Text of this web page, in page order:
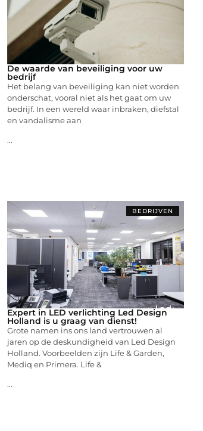
De waarde van beveiliging voor uw
bedrijf
Het belang van beveiliging kan niet worden
onderschat, vooral niet als het gaat om uw
bedrijf. In een wereld waar inbraken, diefstal
en vandalisme aan
...
BEDRIJVEN
Expert in LED verlichting Led Design
Holland is u graag van dienst!
Grote namen ins ons land vertrouwen al
jaren op de deskundigheid van Led Design
Holland. Voorbeelden zijn Life & Garden,
Mediq en Primera. Life &
...